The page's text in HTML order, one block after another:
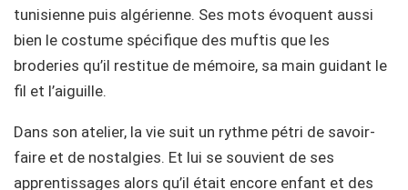
tunisienne puis algérienne. Ses mots évoquent aussi
bien le costume spécifique des muftis que les
broderies qu’il restitue de mémoire, sa main guidant le
fil et l’aiguille.
Dans son atelier, la vie suit un rythme pétri de savoir-
faire et de nostalgies. Et lui se souvient de ses
apprentissages alors qu’il était encore enfant et des